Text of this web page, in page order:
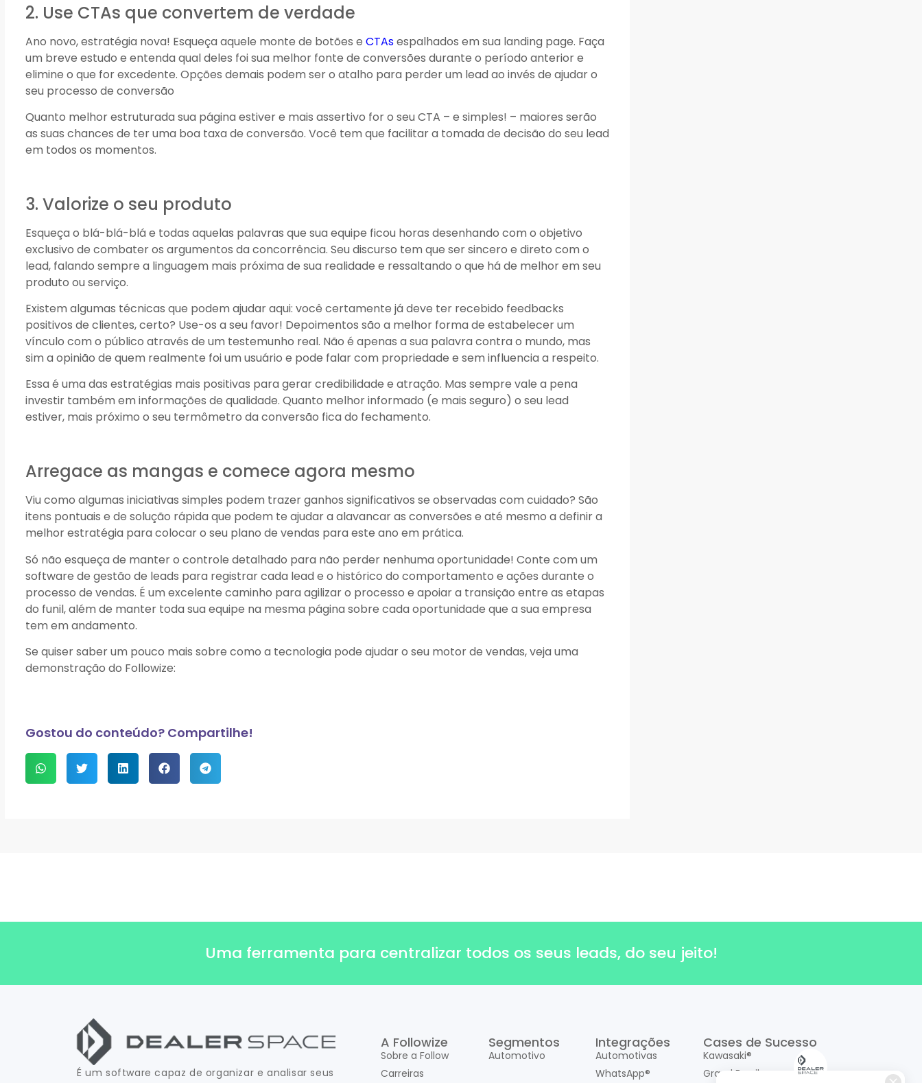
2. Use CTAs que convertem de verdade
Ano novo, estratégia nova! Esqueça aquele monte de botões e CTAsespalhados em sua landing page. Faça
um breve estudo e entenda qual deles foi sua melhor fonte de conversões durante o período anterior e
elimine o que for excedente. Opções demais podem ser o atalho para perder um lead ao invés de ajudar o
seu processo de conversão
Quanto melhor estruturada sua página estiver e mais assertivo for o seu CTA – e simples! – maiores serão
as suas chances de ter uma boa taxa de conversão. Você tem que facilitar a tomada de decisão do seu lead
em todos os momentos.
3. Valorize o seu produto
Esqueça o blá-blá-blá e todas aquelas palavras que sua equipe ficou horas desenhando com o objetivo
exclusivo de combater os argumentos da concorrência. Seu discurso tem que ser sincero e direto com o
lead, falando sempre a linguagem mais próxima de sua realidade e ressaltando o que há de melhor em seu
produto ou serviço.
Existem algumas técnicas que podem ajudar aqui: você certamente já deve ter recebido feedbacks
positivos de clientes, certo? Use-os a seu favor! Depoimentos são a melhor forma de estabelecer um
vínculo com o público através de um testemunho real. Não é apenas a sua palavra contra o mundo, mas
sim a opinião de quem realmente foi um usuário e pode falar com propriedade e sem influencia a respeito.
Essa é uma das estratégias mais positivas para gerar credibilidade e atração. Mas sempre vale a pena
investir também em informações de qualidade. Quanto melhor informado (e mais seguro) o seu lead
estiver, mais próximo o seu termômetro da conversão fica do fechamento.
Arregace as mangas e comece agora mesmo
Viu como algumas iniciativas simples podem trazer ganhos significativos se observadas com cuidado? São
itens pontuais e de solução rápida que podem te ajudar a alavancar as conversões e até mesmo a definir a
melhor estratégia para colocar o seu plano de vendas para este ano em prática.
Só não esqueça de manter o controle detalhado para não perder nenhuma oportunidade! Conte com um
software de gestão de leads para registrar cada lead e o histórico do comportamento e ações durante o
processo de vendas. É um excelente caminho para agilizar o processo e apoiar a transição entre as etapas
do funil, além de manter toda sua equipe na mesma página sobre cada oportunidade que a sua empresa
tem em andamento.
Se quiser saber um pouco mais sobre como a tecnologia pode ajudar o seu motor de vendas, veja uma
demonstração do Followize:
Gostou do conteúdo? Compartilhe!
Uma ferramenta para centralizar todos os seus leads, do seu jeito!
É um software capaz de organizar e analisar seus
A Followize
Sobre a Follow
Carreiras
Segmentos
Automotivo
Integrações
Automotivas
WhatsApp®
Cases de Sucesso
Kawasaki®
Grand Brasil